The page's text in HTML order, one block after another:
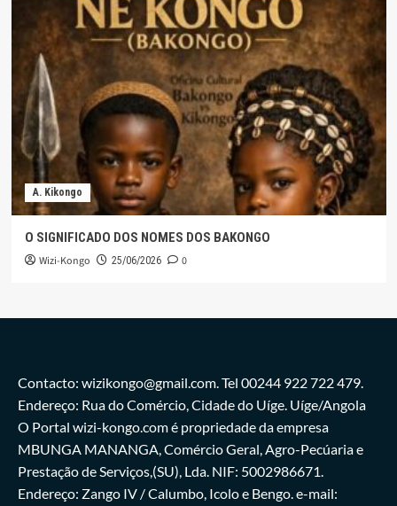
A. Kikongo
O SIGNIFICADO DOS NOMES DOS BAKONGO
Wizi-Kongo 25/06/2026 0
Contacto: wizikongo@gmail.com. Tel 00244 922 722 479.
Endereço: Rua do Comércio, Cidade do Uíge. Uíge/Angola
O Portal wizi-kongo.com é propriedade da empresa
MBUNGA MANANGA, Comércio Geral, Agro-Pecúaria e
Prestação de Serviços,(SU), Lda. NIF: 5002986671.
Endereço: Zango IV / Calumbo, Icolo e Bengo. e-mail: